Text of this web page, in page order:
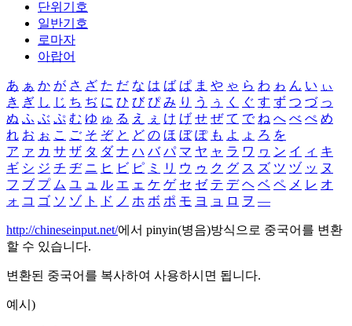
단위기호
일반기호
로마자
아랍어
あ ぁ か が さ ざ た だ な は ば ぱ ま や ゃ ら わ ゎ ん い ぃ
き ぎ し じ ち ぢ に ひ び ぴ み り う ぅ く ぐ す ず つ づ っ
ぬ ふ ぶ ぷ む ゆ ゅ る え ぇ け げ せ ぜ て で ね へ べ ぺ め
れ お ぉ こ ご そ ぞ と ど の ほ ぼ ぽ も よ ょ ろ を
ア ァ カ サ ザ タ ダ ナ ハ バ パ マ ヤ ャ ラ ワ ヮ ン イ ィ キ
ギ シ ジ チ ヂ ニ ヒ ビ ピ ミ リ ウ ゥ ク グ ス ズ ツ ヅ ッ ヌ
フ ブ プ ム ユ ュ ル エ ェ ケ ゲ セ ゼ テ デ ヘ ベ ペ メ レ オ
ォ コ ゴ ソ ゾ ト ド ノ ホ ボ ポ モ ヨ ョ ロ ヲ ―
http://chineseinput.net/에서 pinyin(병음)방식으로 중국어를 변환
할 수 있습니다.
변환된 중국어를 복사하여 사용하시면 됩니다.
예시)